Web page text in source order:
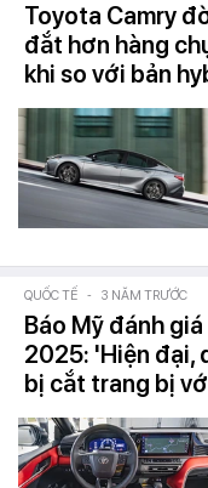
Toyota Camry
đắt hơn hàng
khi so với bản
QUỐC TẾ - 3 NĂM TRƯỚC
Báo Mỹ đánh
2025: 'Hiện đại,
bị cắt trang bị